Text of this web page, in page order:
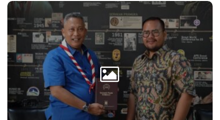
Kata Kunci:
kwarnas
pelatihan kedaruratan bencana
pramuka